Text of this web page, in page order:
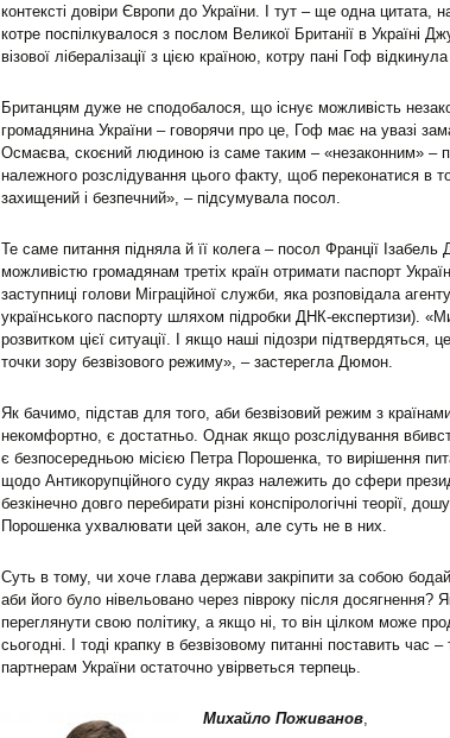
контексті довіри Європи до України. І тут – ще одна цитата,
котре поспілкувалося з послом Великої Британії в Україні
візової лібералізації з цією країною, котру пані Гоф
Британцям дуже не сподобалося, що існує можливість
громадянина України – говорячи про це, Гоф має на увазі
Осмаєва, скоєний людиною із саме таким – «незаконним» –
належного розслідування цього факту, щоб переконатися в
захищений і безпечний», – підсумувала посол.
Те саме питання підняла й її колега – посол Франції
можливістю громадянам третіх країн отримати паспорт
заступниці голови Міграційної служби, яка розповідала
українського паспорту шляхом підробки ДНК-експертизи).
розвитком цієї ситуації. І якщо наші підозри
точки зору безвізового режиму», – застерегла Дюмон.
Як бачимо, підстав для того, аби безвізовий режим з
некомфортно, є достатньо. Однак якщо розслідування
є безпосередньою місією Петра Порошенка, то вирішення
щодо Антикорупційного суду якраз належить до сфери
безкінечно довго перебирати різні конспірологічні теорії,
Порошенка ухвалювати цей закон, але суть не в них.
Суть в тому, чи хоче глава держави закріпити за собою
аби його було нівельовано через півроку після
переглянути свою політику, а якщо ні, то він цілком може
сьогодні. І тоді крапку в безвізовому питанні поставить час
партнерам України остаточно увірветься терпець.
Михайло Поживанов